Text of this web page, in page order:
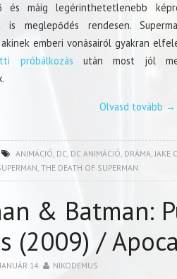
máig legérinthetetlenebb
is meglepődés rendesen.
emberi vonásairól gyakran
próbálkozás után most jól
Olvasd tovább →
ANIMÁCIÓ, DC, DC ANIMÁCIÓ, DRÁMA,JAKE
, THE DEATH OF SUPERMAN
& Batman:
(2009) /
14. NIKODEMUS